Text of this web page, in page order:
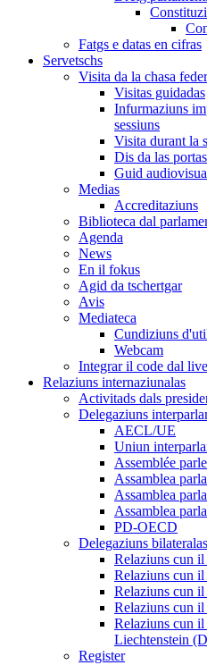
Fatgs e datas en cifras
Servetschs
Visita da la chasa
Visitas guidadas
Infurmaziuns
sessiuns
Visita durant la
Dis da las
Guid
Medias
Accreditaziuns
Biblioteca dal
Agenda
News
En il fokus
Agid da tschertgar
Avis
Mediateca
Cundiziuns
Webcam
Integrar il code dal
Relaziuns internaziunalas
Activitads dals
Delegaziuns
AECL/UE
Uniun
Assemblée
Assamblea
Assamblea
Assamblea
PD-OECD
Delegaziuns bilateralas
Relaziuns cun
Relaziuns cun
Relaziuns cun
Relaziuns cun
Relaziuns cun
Liechtenstein
Register